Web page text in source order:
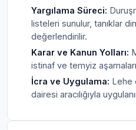
Yargılama Süreci:
listeleri sunulur, tanıklar
değerlendirilir.
Karar ve Kanun Yolları:
istinaf ve temyiz
İcra ve Uygulama: Lehe
dairesi aracılığıyla